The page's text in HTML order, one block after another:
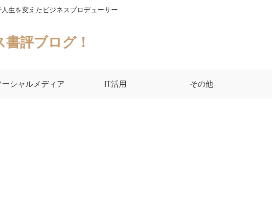
生を変えたビジネスプロデューサー
評ブログ！
ーシャルメディア IT活用 その他